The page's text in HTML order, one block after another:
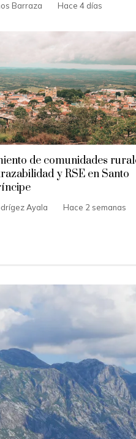
Barraza Hace 4 días
de comunidades
y RSE en Santo
Ayala Hace 2 semanas